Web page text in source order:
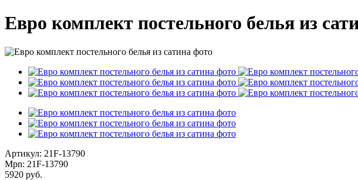
Евро комплект постельного белья из
Артикул: 21F-13790
Mpn: 21F-13790
5920 руб.